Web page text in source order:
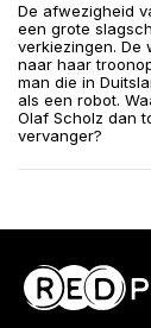
De afwezigheid
een grote
verkiezingen. De
naar haar
man die in
als een robot.
Olaf Scholz dan
vervanger?